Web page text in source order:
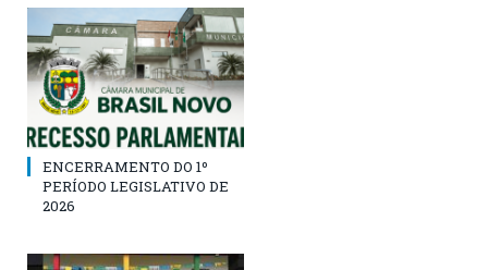
ENCERRAMENTO DO 1º
PERÍODO LEGISLATIVO DE
2026